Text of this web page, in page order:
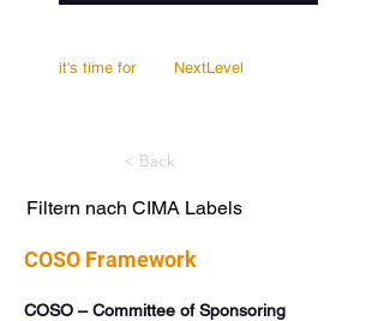
it's time for NextLevel
< Back
Filtern nach CIMA Labels
COSO Framework
COSO – Committee of Sponsoring